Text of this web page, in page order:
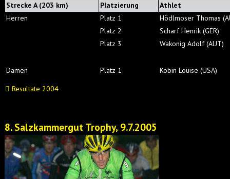
Strecke A (203 km)
Platzierung
Athlet
Herren
Platz 1
Hödlmoser Thomas
Platz 2
Scharf Henrik (GER)
Platz 3
Wakonig Adolf (AUT)
Damen Platz 1
Kobin Louise (USA)
Resultate 2004
8. Salzkammergut Trophy, 9.7.2005